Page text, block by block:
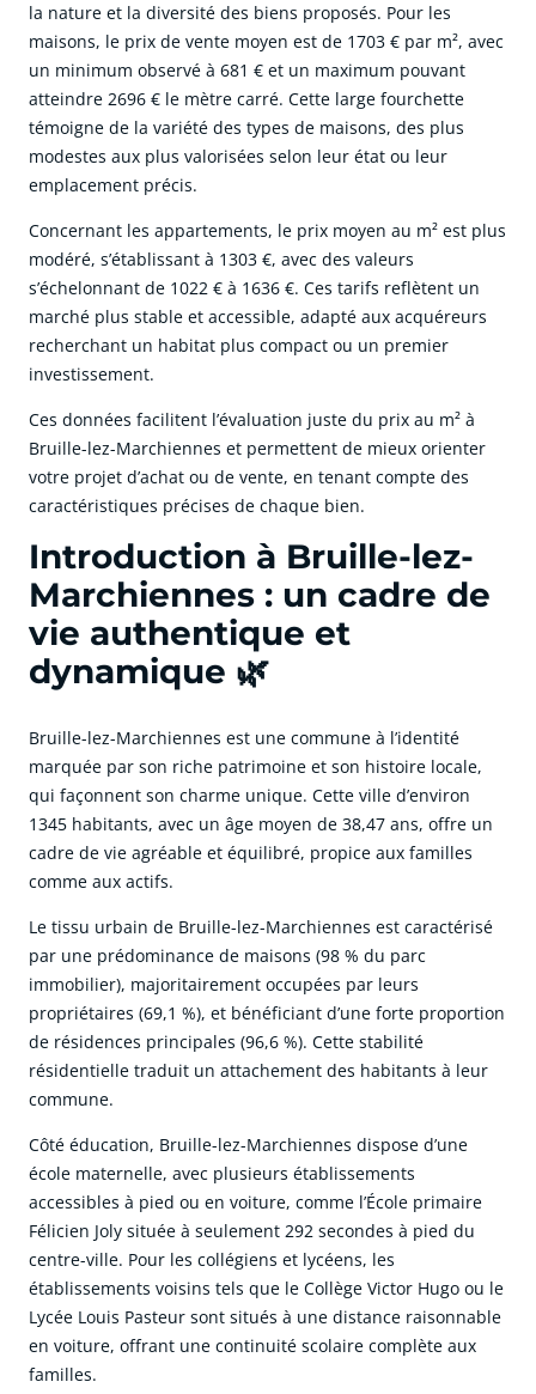
la nature et la diversité des biens proposés. Pour les
maisons, le prix de vente moyen est de 1703 € par m², avec
un minimum observé à 681 € et un maximum pouvant
atteindre 2696 € le mètre carré. Cette large fourchette
témoigne de la variété des types de maisons, des plus
modestes aux plus valorisées selon leur état ou leur
emplacement précis.
Concernant les appartements, le prix moyen au m² est plus
modéré, s’établissant à 1303 €, avec des valeurs
s’échelonnant de 1022 € à 1636 €. Ces tarifs reflètent un
marché plus stable et accessible, adapté aux acquéreurs
recherchant un habitat plus compact ou un premier
investissement.
Ces données facilitent l’évaluation juste du prix au m² à
Bruille-lez-Marchiennes et permettent de mieux orienter
votre projet d’achat ou de vente, en tenant compte des
caractéristiques précises de chaque bien.
Introduction à Bruille-lez-
Marchiennes : un cadre de
vie authentique et
dynamique 🌿
Bruille-lez-Marchiennes est une commune à l’identité
marquée par son riche patrimoine et son histoire locale,
qui façonnent son charme unique. Cette ville d’environ
1345 habitants, avec un âge moyen de 38,47 ans, offre un
cadre de vie agréable et équilibré, propice aux familles
comme aux actifs.
Le tissu urbain de Bruille-lez-Marchiennes est caractérisé
par une prédominance de maisons (98 % du parc
immobilier), majoritairement occupées par leurs
propriétaires (69,1 %), et bénéficiant d’une forte proportion
de résidences principales (96,6 %). Cette stabilité
résidentielle traduit un attachement des habitants à leur
commune.
Côté éducation, Bruille-lez-Marchiennes dispose d’une
école maternelle, avec plusieurs établissements
accessibles à pied ou en voiture, comme l’École primaire
Félicien Joly située à seulement 292 secondes à pied du
centre-ville. Pour les collégiens et lycéens, les
établissements voisins tels que le Collège Victor Hugo ou le
Lycée Louis Pasteur sont situés à une distance raisonnable
en voiture, offrant une continuité scolaire complète aux
familles.